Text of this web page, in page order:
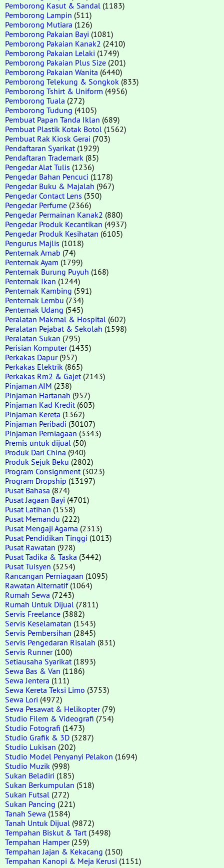
Pemborong Kasut & Sandal (1183)
Pemborong Lampin (511)
Pemborong Mutiara (126)
Pemborong Pakaian Bayi (1081)
Pemborong Pakaian Kanak2 (2410)
Pemborong Pakaian Lelaki (1749)
Pemborong Pakaian Plus Size (201)
Pemborong Pakaian Wanita (6440)
Pemborong Telekung & Songkok (833)
Pemborong Tshirt & Uniform (4956)
Pemborong Tuala (272)
Pemborong Tudung (4105)
Pembuat Papan Tanda Iklan (689)
Pembuat Plastik Kotak Botol (1562)
Pembuat Rak Kiosk Gerai (703)
Pendaftaran Syarikat (1929)
Pendaftaran Trademark (85)
Pengedar Alat Tulis (1236)
Pengedar Bahan Pencuci (1178)
Pengedar Buku & Majalah (967)
Pengedar Contact Lens (350)
Pengedar Perfume (2366)
Pengedar Permainan Kanak2 (880)
Pengedar Produk Kecantikan (4937)
Pengedar Produk Kesihatan (6105)
Pengurus Majlis (1018)
Penternak Arnab (74)
Penternak Ayam (1799)
Penternak Burung Puyuh (168)
Penternak Ikan (1244)
Penternak Kambing (591)
Penternak Lembu (734)
Penternak Udang (545)
Peralatan Makmal & Hospital (602)
Peralatan Pejabat & Sekolah (1598)
Peralatan Sukan (795)
Perisian Komputer(1435)
Perkakas Dapur(957)
Perkakas Elektrik (865)
Perkakas Rm2 & Gajet (2143)
Pinjaman AIM (238)
Pinjaman Hartanah (957)
Pinjaman Kad Kredit (603)
Pinjaman Kereta (1362)
Pinjaman Peribadi (30107)
Pinjaman Perniagaan (3343)
Premis untuk dijual (50)
Produk Dari China (940)
Produk Sejuk Beku (2802)
Program Consignment (3023)
Program Dropship (13197)
Pusat Bahasa (874)
Pusat Jagaan Bayi (4701)
Pusat Latihan (1558)
Pusat Memandu (222)
Pusat Mengaji Agama (2313)
Pusat Pendidikan Tinggi (1013)
Pusat Rawatan (928)
Pusat Tadika & Taska (3442)
Pusat Tuisyen (3254)
Rancangan Perniagaan (1095)
Rawatan Alternatif(1064)
Rumah Sewa (7243)
Rumah Untuk Dijual (7811)
Servis Freelance (3882)
Servis Keselamatan (1543)
Servis Pembersihan (2845)
Servis Pengedaran Risalah (831)
Servis Runner(100)
Setiausaha Syarikat (1893)
Sewa Bas & Van (1186)
Sewa Jentera (111)
Sewa Kereta Teksi Limo (3753)
Sewa Lori (4972)
Sewa Pesawat & Helikopter(79)
Studio Filem & Videografi (754)
Studio Fotografi (1473)
Studio Grafik & 3D (3287)
Studio Lukisan (202)
Studio Model Penyanyi Pelakon (1694)
Studio Muzik (998)
Sukan Beladiri (185)
Sukan Berkumpulan (518)
Sukan Futsal (272)
Sukan Pancing (221)
Tanah Sewa (1584)
Tanah Untuk Dijual (9872)
Tempahan Biskut & Tart (3498)
Tempahan Hamper(259)
Tempahan Jajan & Kekacang (150)
Tempahan Kanopi & Meja Kerusi (1151)